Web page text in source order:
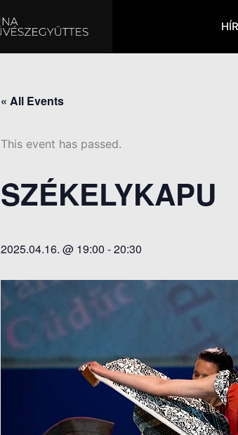
« All Events
This event has passed.
SZÉKELYKAPU
2025.04.16. @ 19:00 -20:30